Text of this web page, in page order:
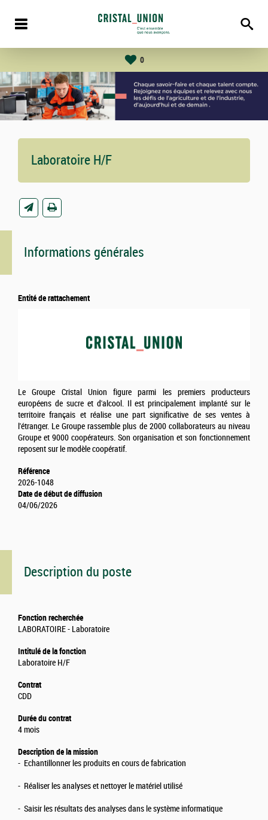
0
Laboratoire H/F
Description du poste
Fonction recherchée
LABORATOIRE - Laboratoire
Intitulé de la fonction
Laboratoire H/F
Contrat
CDD
Durée du contrat
4 mois
Description de la mission
- Echantillonner les produits en cours de fabrication
- Réaliser les analyses et nettoyer le matériel utilisé
- Saisir les résultats des analyses dans le système informatique
Informations générales
Entité de rattachement
Le Groupe Cristal Union figure parmi les premiers producteurs
européens de sucre et d'alcool. Il est principalement implanté sur le
territoire français et réalise une part significative de ses ventes à
l'étranger. Le Groupe rassemble plus de 2000 collaborateurs au niveau
Groupe et 9000 coopérateurs. Son organisation et son fonctionnement
reposent sur le modèle coopératif.
Référence
2026-1048
Date de début de diffusion
04/06/2026